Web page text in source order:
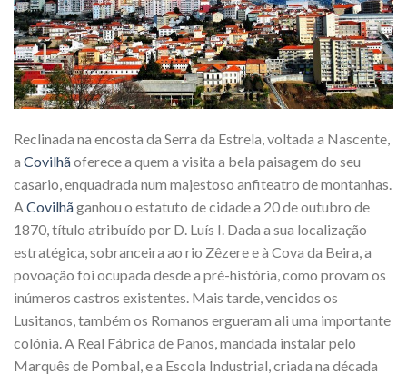
Reclinada na encosta da Serra da Estrela, voltada a Nascente,
a Covilhãoferece a quem a visita a bela paisagem do seu
casario, enquadrada num majestoso anfiteatro de montanhas.
ACovilhãganhou o estatuto de cidade a 20 de outubro de
1870, título atribuído por D. Luís I. Dada a sua localização
estratégica, sobranceira ao rio Zêzere e à Cova da Beira, a
povoação foi ocupada desde a pré-história, como provam os
inúmeros castros existentes. Mais tarde, vencidos os
Lusitanos, também os Romanos ergueram ali uma importante
colónia. A Real Fábrica de Panos, mandada instalar pelo
Marquês de Pombal, e a Escola Industrial, criada na década